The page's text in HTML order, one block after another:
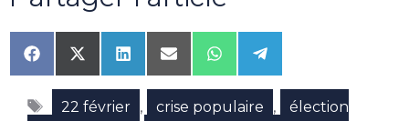
Share
on
Facebook
Share
on
X
(Twitter)
Share
on
LinkedIn
Share
on
Email
Share
on
WhatsApp
Share
on
Telegram
Étiquettes
22 février , crise populaire ,
élection